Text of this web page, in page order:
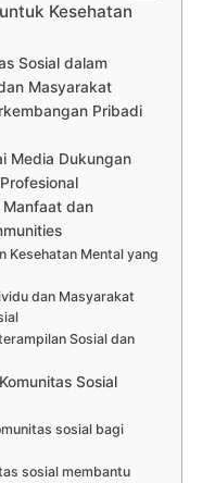
Kesehatan
Sosial dalam
Masyarakat
Pribadi
Media Dukungan
Manfaat dan
Kesehatan Mental yang
dan Masyarakat
Sosial dan
Sosial
sosial bagi
sosial membantu